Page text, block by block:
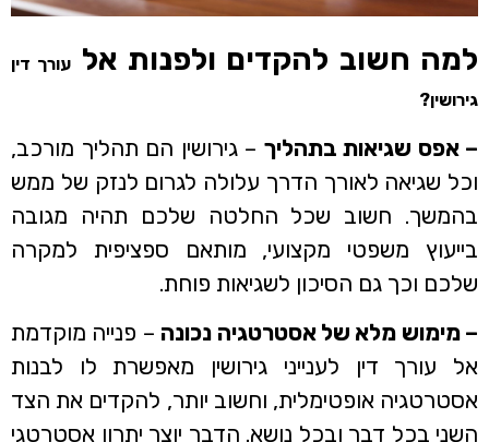
למה חשוב להקדים ולפנות אל עורך דין
גירושין?
– אפס שגיאות בתהליך – גירושין הם תהליך מורכב,
וכל שגיאה לאורך הדרך עלולה לגרום לנזק של ממש
בהמשך. חשוב שכל החלטה שלכם תהיה מגובה
בייעוץ משפטי מקצועי, מותאם ספציפית למקרה
שלכם וכך גם הסיכון לשגיאות פוחת.
– מימוש מלא של אסטרטגיה נכונה – פנייה מוקדמת
אל עורך דין לענייני גירושין מאפשרת לו לבנות
אסטרטגיה אופטימלית, וחשוב יותר, להקדים את הצד
השני בכל דבר ובכל נושא. הדבר יוצר יתרון אסטרטגי